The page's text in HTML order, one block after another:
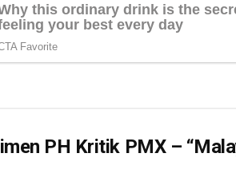
PH Kritik PMX –